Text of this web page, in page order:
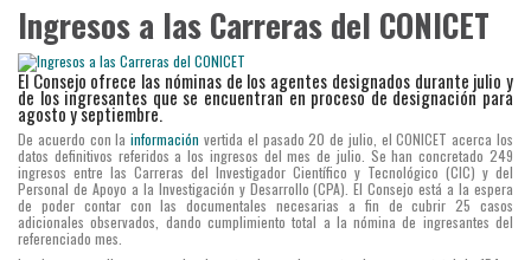
Ingresos a las Carreras del CONICET
El Consejo ofrece las nóminas de los agentes designados durante julio y
de los ingresantes que se encuentran en proceso de designación para
agosto y septiembre.
De acuerdo con lainformación vertida el pasado 20 de julio, el CONICET acerca los
datos definitivos referidos a los ingresos del mes de julio. Se han concretado 249
ingresos entre las Carreras del Investigador Científico y Tecnológico (CIC) y del
Personal de Apoyo a la Investigación y Desarrollo (CPA). El Consejo está a la espera
de poder contar con las documentales necesarias a fin de cubrir 25 casos
adicionales observados, dando cumplimiento total a la nómina de ingresantes del
referenciado mes.